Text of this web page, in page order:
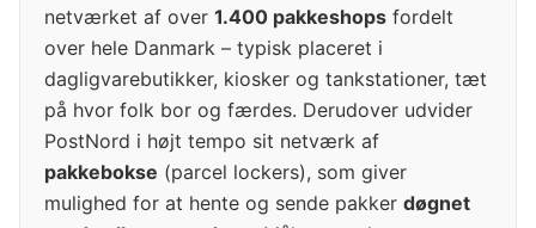
netværket af over 1.400 pakkeshops fordelt
over hele Danmark – typisk placeret i
dagligvarebutikker, kiosker og tankstationer, tæt
på hvor folk bor og færdes. Derudover udvider
PostNord i højt tempo sit netværk af
pakkebokse (parcel lockers), som giver
mulighed for at hente og sende pakker døgnet